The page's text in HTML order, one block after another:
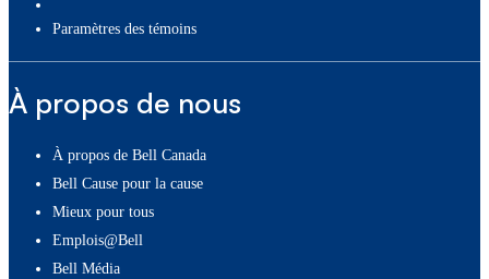
paramètres des témoins
À propos de nous
À propos de Bell Canada
Bell Cause pour la cause
Mieux pour tous
Emplois@Bell
Bell Média